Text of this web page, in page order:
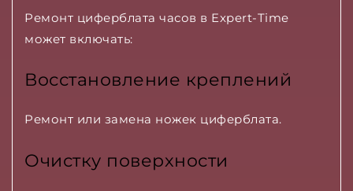
Ремонт циферблата часов в Expert-Time
может включать:
Восстановление креплений
Ремонт или замена ножек циферблата.
Очистку поверхности